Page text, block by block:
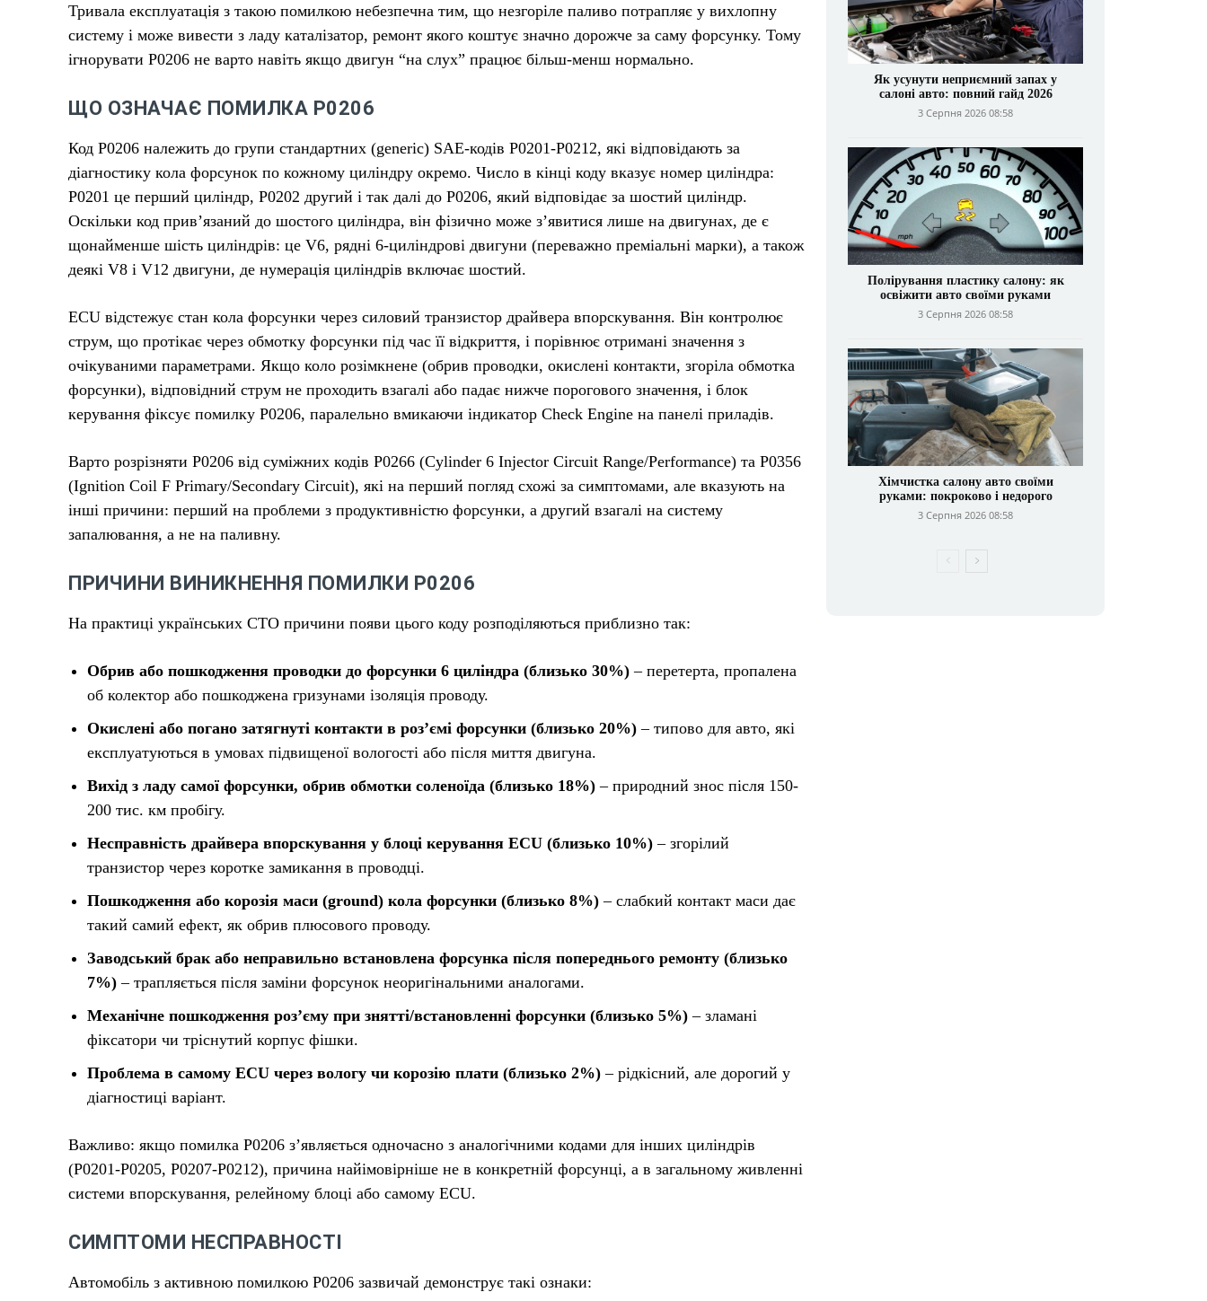
Тривала експлуатація з такою помилкою небезпечна тим, що незгоріле паливо потрапляє у вихлопну
систему і може вивести з ладу каталізатор, ремонт якого коштує значно дорожче за саму форсунку. Тому
ігнорувати P0206 не варто навіть якщо двигун “на слух” працює більш-менш нормально.
ЩО ОЗНАЧАЄ ПОМИЛКА P0206
Код P0206 належить до групи стандартних (generic) SAE-кодів P0201-P0212, які відповідають за
діагностику кола форсунок по кожному циліндру окремо. Число в кінці коду вказує номер циліндра:
P0201 це перший циліндр, P0202 другий і так далі до P0206, який відповідає за шостий циліндр.
Оскільки код прив’язаний до шостого циліндра, він фізично може з’явитися лише на двигунах, де є
щонайменше шість циліндрів: це V6, рядні 6-циліндрові двигуни (переважно преміальні марки), а також
деякі V8 і V12 двигуни, де нумерація циліндрів включає шостий.
ECU відстежує стан кола форсунки через силовий транзистор драйвера впорскування. Він контролює
струм, що протікає через обмотку форсунки під час її відкриття, і порівнює отримані значення з
очікуваними параметрами. Якщо коло розімкнене (обрив проводки, окислені контакти, згоріла обмотка
форсунки), відповідний струм не проходить взагалі або падає нижче порогового значення, і блок
керування фіксує помилку P0206, паралельно вмикаючи індикатор Check Engine на панелі приладів.
Варто розрізняти P0206 від суміжних кодів P0266 (Cylinder 6 Injector Circuit Range/Performance) та P0356
(Ignition Coil F Primary/Secondary Circuit), які на перший погляд схожі за симптомами, але вказують на
інші причини: перший на проблеми з продуктивністю форсунки, а другий взагалі на систему
запалювання, а не на паливну.
ПРИЧИНИ ВИНИКНЕННЯ ПОМИЛКИ P0206
На практиці українських СТО причини появи цього коду розподіляються приблизно так:
Обрив або пошкодження проводки до форсунки 6 циліндра (близько 30%) – перетерта, пропалена
об колектор або пошкоджена гризунами ізоляція проводу.
Окислені або погано затягнуті контакти в роз’ємі форсунки (близько 20%) – типово для авто, які
експлуатуються в умовах підвищеної вологості або після миття двигуна.
Вихід з ладу самої форсунки, обрив обмотки соленоїда (близько 18%) – природний знос після 150-
200 тис. км пробігу.
Несправність драйвера впорскування у блоці керування ECU (близько 10%) – згорілий
транзистор через коротке замикання в проводці.
Пошкодження або корозія маси (ground) кола форсунки (близько 8%) – слабкий контакт маси дає
такий самий ефект, як обрив плюсового проводу.
Заводський брак або неправильно встановлена форсунка після попереднього ремонту (близько
7%) – трапляється після заміни форсунок неоригінальними аналогами.
Механічне пошкодження роз’єму при знятті/встановленні форсунки (близько 5%) – зламані
фіксатори чи тріснутий корпус фішки.
Проблема в самому ECU через вологу чи корозію плати (близько 2%) – рідкісний, але дорогий у
діагностиці варіант.
Важливо: якщо помилка P0206 з’являється одночасно з аналогічними кодами для інших циліндрів
(P0201-P0205, P0207-P0212), причина найімовірніше не в конкретній форсунці, а в загальному живленні
системи впорскування, релейному блоці або самому ECU.
СИМПТОМИ НЕСПРАВНОСТІ
Автомобіль з активною помилкою P0206 зазвичай демонструє такі ознаки:
Як усунути неприємний запах у
салоні авто: повний гайд 2026
3 Серпня 2026 08:58
Полірування пластику салону: як
освіжити авто своїми руками
3 Серпня 2026 08:58
Хімчистка салону авто своїми
руками: покроково і недорого
3 Серпня 2026 08:58